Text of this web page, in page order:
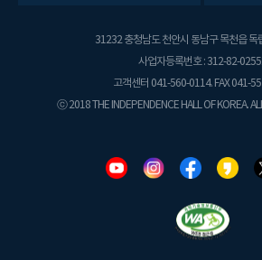
31232 충청남도 천안시 동남구 목천읍 독
사업자등록번호 : 312-82-
고객센터 041-560-0114. FAX 041-
ⓒ 2018 THE INDEPENDENCE HALL OF KOREA.